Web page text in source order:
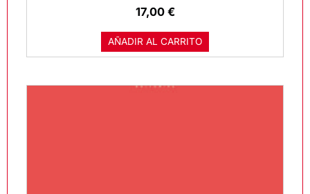
17,00 €
AÑADIR AL CARRITO